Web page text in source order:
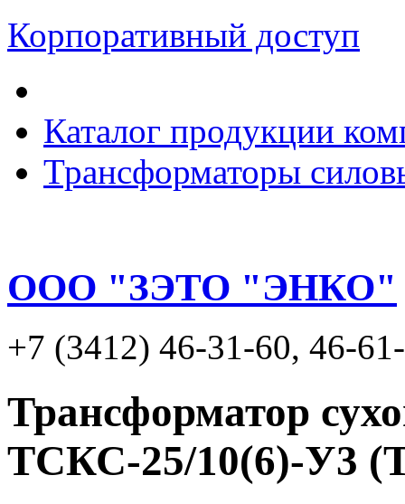
Корпоративный доступ
Каталог продукции
Трансформаторы
ООО "ЗЭТО "ЭНКО"
+7 (3412) 46-31-60, 46-
Трансформатор
ТСКС-25/10(6)-У3